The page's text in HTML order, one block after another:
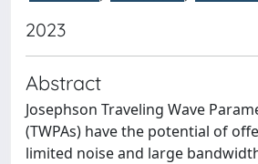
2023
Abstract
Josephson Traveling Wave
(TWPAs) have the potential of
limited noise and large